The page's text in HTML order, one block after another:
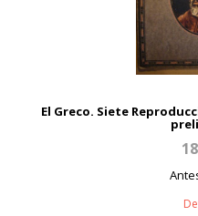
El Greco. Siete